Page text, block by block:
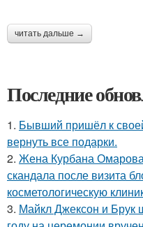
читать дальше →
Последние
1. Бывший пришёл к
вернуть все подарки.
2. Жена Курбана
скандала после визита
косметологическую
3. Майкл Джексон и Брук